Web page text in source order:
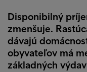
Disponibilný
zmenšuje.
dávajú
obyvateľov má
základných